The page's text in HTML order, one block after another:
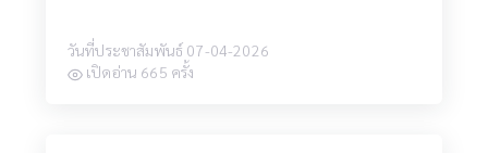
วันที่ประชาสัมพันธ์ 07-04-2026
เปิดอ่าน 665 ครั้ง